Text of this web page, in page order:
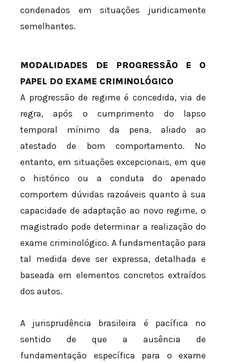
condenados em situações juridicamente
semelhantes.
MODALIDADES DE PROGRESSÃO E O
PAPEL DO EXAME CRIMINOLÓGICO
A progressão de regime é concedida, via de
regra, após o cumprimento do lapso
temporal mínimo da pena, aliado ao
atestado de bom comportamento. No
entanto, em situações excepcionais, em que
o histórico ou a conduta do apenado
comportem dúvidas razoáveis quanto à sua
capacidade de adaptação ao novo regime, o
magistrado pode determinar a realização do
exame criminológico. A fundamentação para
tal medida deve ser expressa, detalhada e
baseada em elementos concretos extraídos
dos autos.
A jurisprudência brasileira é pacífica no
sentido de que a ausência de
fundamentação específica para o exame